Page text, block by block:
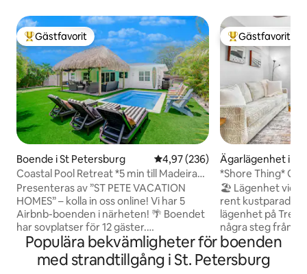
Populär gästfavorit
Gästfavorit
Boende i St Petersburg 4,97 av 5 i genomsnittligt
4,97 (236)
Coastal Pool Retreat *5 min till Madeira
Beach Sand
Presenteras av ”ST PETE VACATION
HOMES” – kolla in oss online! Vi har 5
Airbnb-boenden i närheten! 🌴 Boendet
har sovplatser för 12 gäster.
UTOMHUSFUNKTIONER: * cocktailpool
med saltvatten (valfri poolvärmare) *
extra stort schackbräde * stor eldstad *
Populär
Gästfavorit
Ägarlägenhet i
nd
*Shore Thing* Gångväg till stranden |
Utsikt över
🏖️ Lägenhet vid
rent kustparadis i
lägenhet på
några steg från
sand,
oöverträffade
på vattnet när
Populära bekvämligheter för boenden
med strandtillgång i St. Petersburg